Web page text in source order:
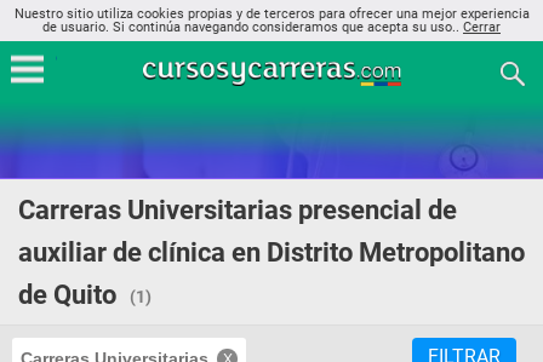
Nuestro sitio utiliza cookies propias y de terceros para ofrecer una mejor experiencia
de usuario. Si continúa navegando consideramos que acepta su uso.. Cerrar
Carreras Universitarias presencial de
auxiliar de clínica en Distrito Metropolitano
de Quito
(1)
FILTRAR